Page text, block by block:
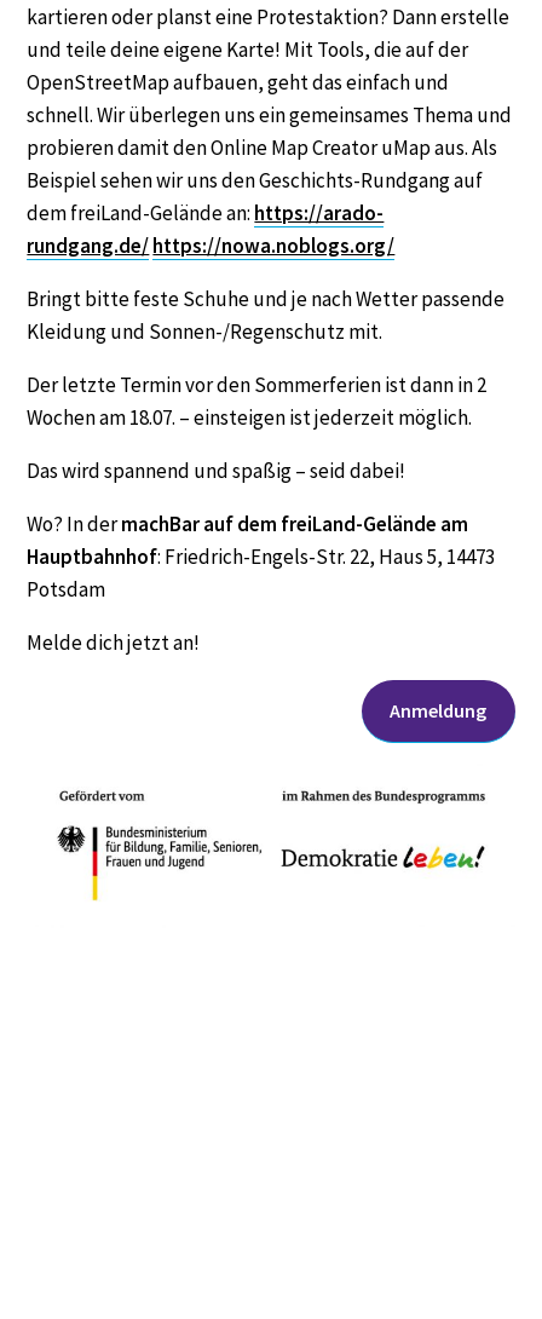
kartieren oder planst eine Protestaktion? Dann erstelle
und teile deine eigene Karte! Mit Tools, die auf der
OpenStreetMap aufbauen, geht das einfach und
schnell. Wir überlegen uns ein gemeinsames Thema und
probieren damit den Online Map Creator uMap aus. Als
Beispiel sehen wir uns den Geschichts-Rundgang auf
dem freiLand-Gelände an: https://arado-
rundgang.de/https://nowa.noblogs.org/
Bringt bitte feste Schuhe und je nach Wetter passende
Kleidung und Sonnen-/Regenschutz mit.
Der letzte Termin vor den Sommerferien ist dann in 2
Wochen am 18.07. – einsteigen ist jederzeit möglich.
Das wird spannend und spaßig – seid dabei!
Wo? In dermachBar auf dem freiLand-Gelände am
Hauptbahnhof: Friedrich-Engels-Str. 22, Haus 5, 14473
Potsdam
Melde dich jetzt an!
Anmeldung